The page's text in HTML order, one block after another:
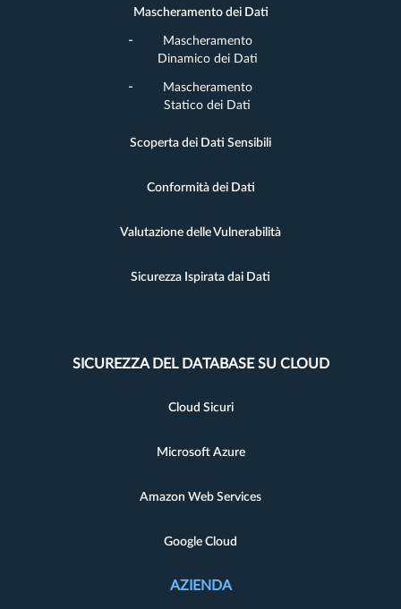
Mascheramento dei Dati
Mascheramento
Dinamico dei Dati
Mascheramento
Statico dei Dati
Scoperta dei Dati Sensibili
Conformità dei Dati
Valutazione delle Vulnerabilità
Sicurezza Ispirata dai Dati
SICUREZZA DEL DATABASE SU CLOUD
Cloud Sicuri
Microsoft Azure
Amazon Web Services
Google Cloud
AZIENDA